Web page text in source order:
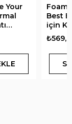
Your
Best
için